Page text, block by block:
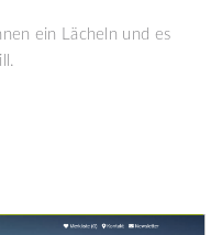
ein Lächeln und es